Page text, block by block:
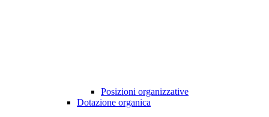
Posizioni organizzative
Dotazione organica